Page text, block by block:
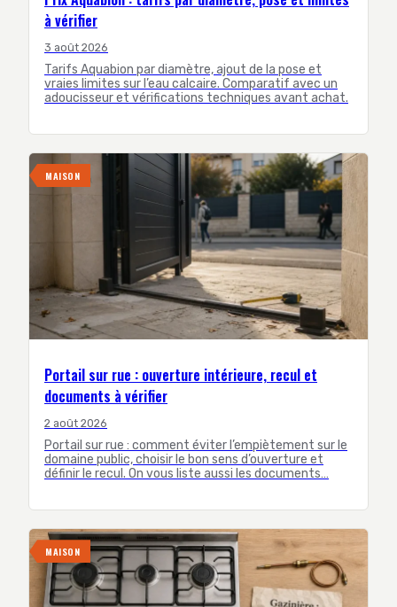
à vérifier
3 août 2026
Tarifs Aquabion par diamètre, ajout de la pose et
vraies limites sur l’eau calcaire. Comparatif avec un
adoucisseur et vérifications techniques avant achat.
MAISON
Portail sur rue : ouverture intérieure, recul et
documents à vérifier
2 août 2026
Portail sur rue : comment éviter l’empiètement sur le
domaine public, choisir le bon sens d’ouverture et
définir le recul. On vous liste aussi les documents…
MAISON